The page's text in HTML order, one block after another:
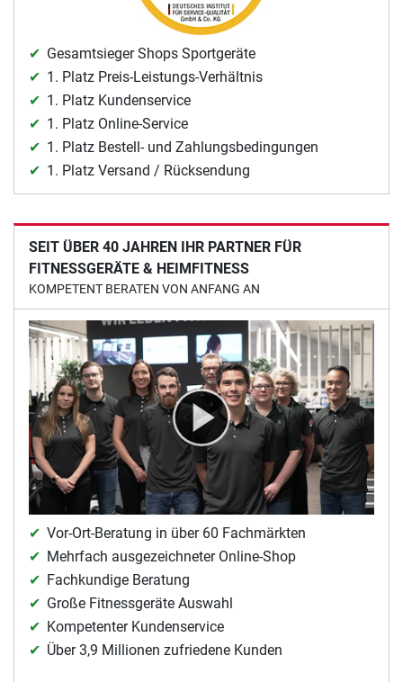
Gesamtsieger Shops Sportgeräte
1. Platz Preis-Leistungs-Verhältnis
1. Platz Kundenservice
1. Platz Online-Service
1. Platz Bestell- und Zahlungsbedingungen
1. Platz Versand / Rücksendung
SEIT ÜBER 40 JAHREN IHR PARTNER FÜR
FITNESSGERÄTE & HEIMFITNESS
KOMPETENT BERATEN VON ANFANG AN
Vor-Ort-Beratung in über 60 Fachmärkten
Mehrfach ausgezeichneter Online-Shop
Fachkundige Beratung
Große Fitnessgeräte Auswahl
Kompetenter Kundenservice
Über 3,9 Millionen zufriedene Kunden